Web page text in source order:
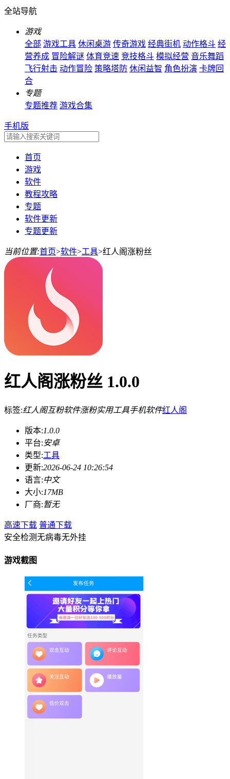
全站导航
游戏
全部 游戏工具 休闲桌游 传奇游戏 经典街机 动作格斗 经
营养成 冒险解谜 体育竞速 竞技格斗 模拟经营 音乐舞蹈
飞行射击 动作冒险 策略塔防 休闲益智 角色扮演 卡牌回
合
专题
专题推荐 游戏合集
手机版
首页
游戏
软件
教程攻略
专题
软件更新
专题更新
当前位置:首页>软件>工具>红人阁涨粉丝
红人阁涨粉丝 1.0.0
标签:红人阁互粉软件涨粉实用工具手机软件红人阁
版本:1.0.0
平台:安卓
类型:工具
更新:2026-06-24 10:26:54
语言:中文
大小:17MB
厂商:暂无
高速下载 普通下载
安全检测无病毒无外挂
游戏截图